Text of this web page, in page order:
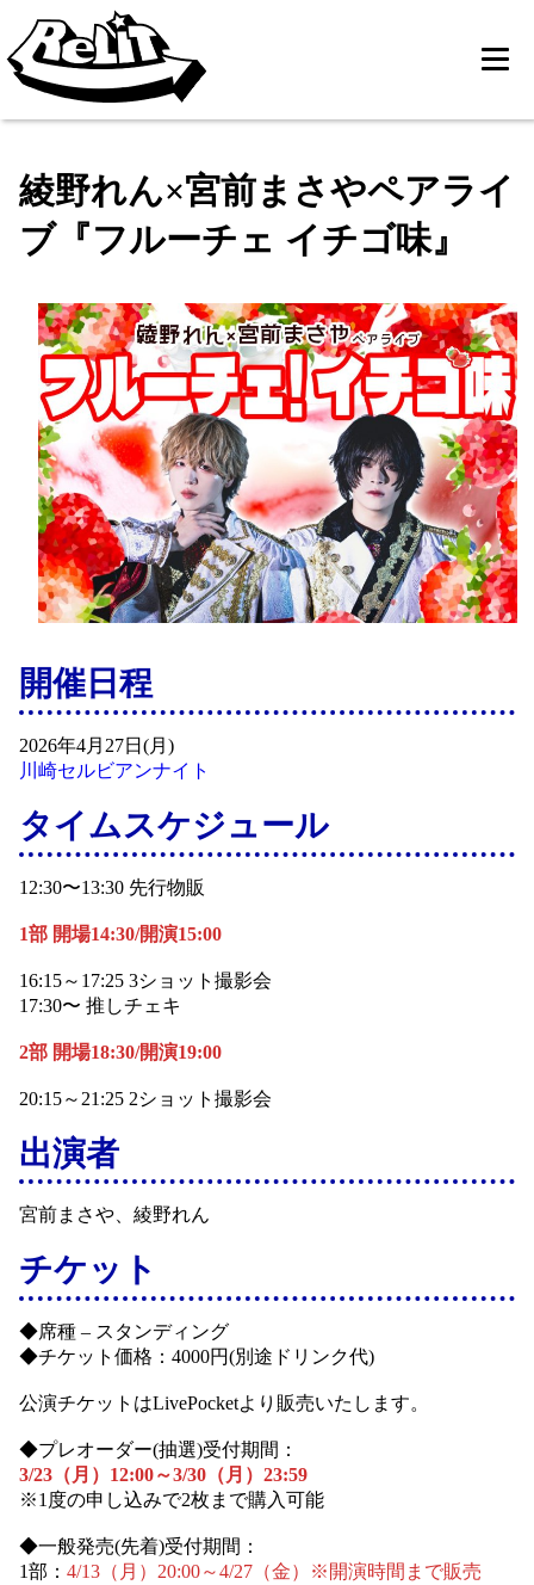
綾野れん×宮前まさやペアライ
ブ『フルーチェ イチゴ味』
開催日程
2026年4月27日(月)
川崎セルビアンナイト
タイムスケジュール
12:30〜13:30 先行物販
1部 開場14:30/開演15:00
16:15～17:25 3ショット撮影会
17:30〜 推しチェキ
2部 開場18:30/開演19:00
20:15～21:25 2ショット撮影会
出演者
宮前まさや、綾野れん
チケット
◆席種 – スタンディング
◆チケット価格：4000円(別途ドリンク代)
公演チケットはLivePocketより販売いたします。
◆プレオーダー(抽選)受付期間：
3/23（月）12:00～3/30（月）23:59
※1度の申し込みで2枚まで購入可能
◆一般発売(先着)受付期間：
1部： 4/13（月）20:00～4/27（金）※開演時間まで販売